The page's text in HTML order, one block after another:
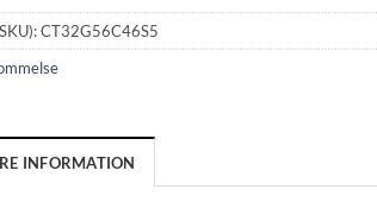
CT32G56C46S5
INFORMATION